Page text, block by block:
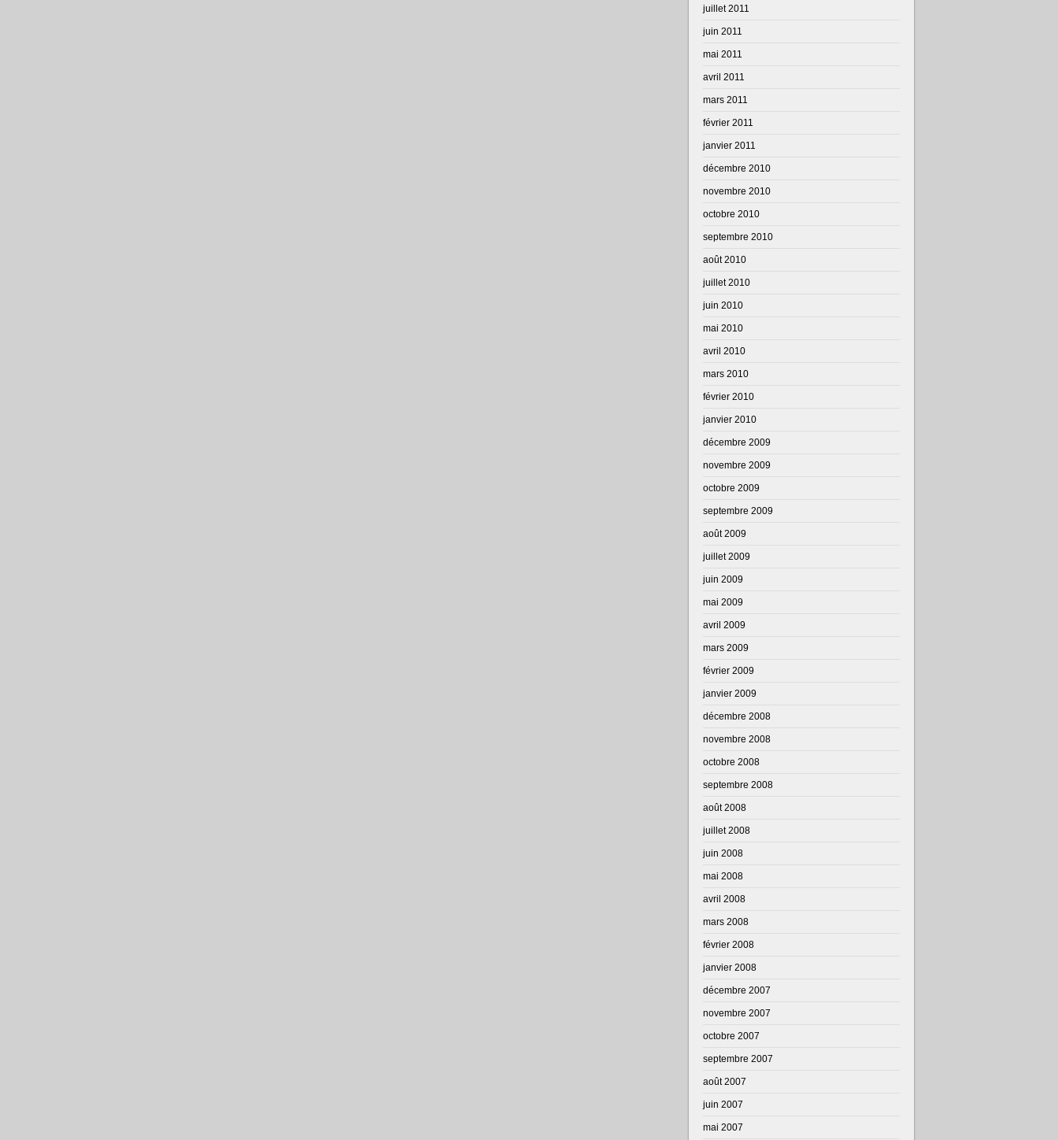
juillet 2011
juin 2011
mai 2011
avril 2011
mars 2011
février 2011
janvier 2011
décembre 2010
novembre 2010
octobre 2010
septembre 2010
août 2010
juillet 2010
juin 2010
mai 2010
avril 2010
mars 2010
février 2010
janvier 2010
décembre 2009
novembre 2009
octobre 2009
septembre 2009
août 2009
juillet 2009
juin 2009
mai 2009
avril 2009
mars 2009
février 2009
janvier 2009
décembre 2008
novembre 2008
octobre 2008
septembre 2008
août 2008
juillet 2008
juin 2008
mai 2008
avril 2008
mars 2008
février 2008
janvier 2008
décembre 2007
novembre 2007
octobre 2007
septembre 2007
août 2007
juin 2007
mai 2007